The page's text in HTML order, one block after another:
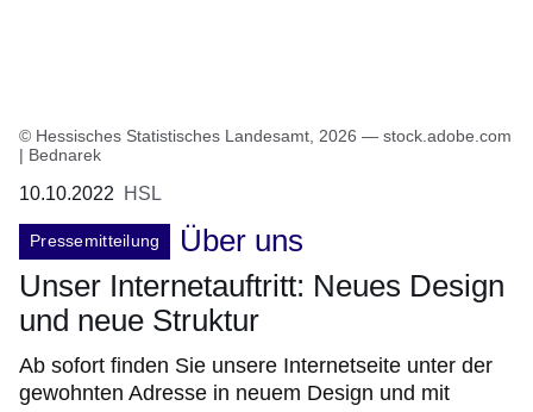
© Hessisches Statistisches Landesamt, 2026 — stock.adobe.com
| Bednarek
10.10.2022 HSL
Pressemitteilung
Über uns
Unser Internetauftritt: Neues Design
und neue Struktur
Ab sofort finden Sie unsere Internetseite unter der
gewohnten Adresse in neuem Design und mit